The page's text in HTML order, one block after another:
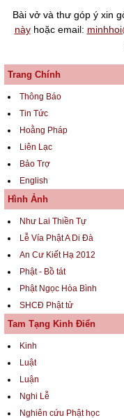
Bài vở và thư góp ý xin
nàyhoặc email:
Trang Chính
Thông Báo
Tin Tức
Hoằng Pháp
Liên Lạc
Bảo Trợ
English
Hình Ảnh
Như Lai Thiền Tự
Lễ Vía Phật A Di Đà
An Cư Kiết Hạ 2012
Phật - Bồ tát
Phật Ngọc Hòa Bình
SHCĐ Phật tử
Tam Tạng Kinh Điển
Kinh
Luật
Luận
Nghi Lễ
Nghiên cứu Phật học